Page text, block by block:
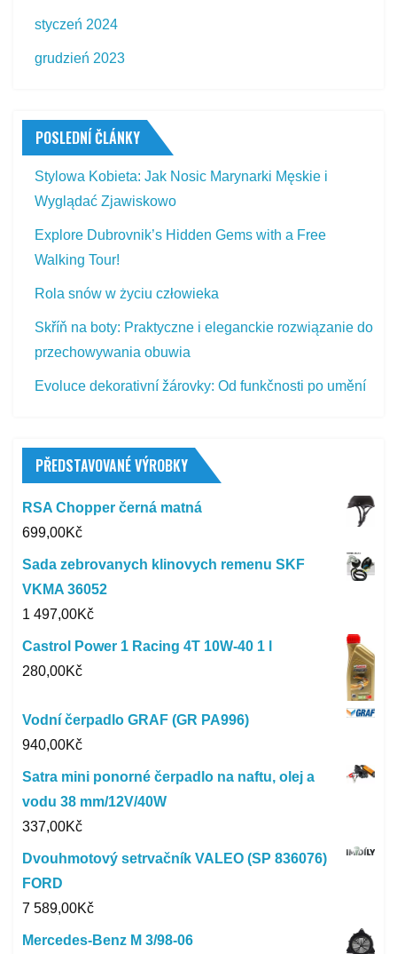
styczeń 2024
grudzień 2023
POSLEDNÍ ČLÁNKY
Stylowa Kobieta: Jak Nosic Marynarki Męskie i
Wyglądać Zjawiskowo
Explore Dubrovnik’s Hidden Gems with a Free
Walking Tour!
Rola snów w życiu człowieka
Skříň na boty: Praktyczne i eleganckie rozwiązanie do
przechowywania obuwia
Evoluce dekorativní žárovky: Od funkčnosti po umění
PŘEDSTAVOVANÉ VÝROBKY
RSA Chopper černá matná
699,00Kč
Sada zebrovanych klinovych remenu SKF
VKMA 36052
1 497,00Kč
Castrol Power 1 Racing 4T 10W-40 1 l
280,00Kč
Vodní čerpadlo GRAF (GR PA996)
940,00Kč
Satra mini ponorné čerpadlo na naftu, olej a
vodu 38 mm/12V/40W
337,00Kč
Dvouhmotový setrvačník VALEO (SP 836076)
FORD
7 589,00Kč
Mercedes-Benz M 3/98-06